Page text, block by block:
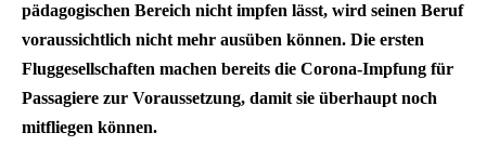
pädagogischen Bereich nicht impfen lässt, wird seinen Beruf
voraussichtlich nicht mehr ausüben können. Die ersten
Fluggesellschaften machen bereits die Corona-Impfung für
Passagiere zur Voraussetzung, damit sie überhaupt noch
mitfliegen können.